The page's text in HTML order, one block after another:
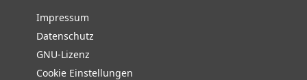
Impressum
Datenschutz
GNU-Lizenz
Cookie Einstellungen